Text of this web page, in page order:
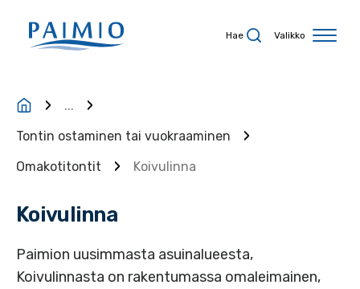
Hae Valikko
...
Tontin ostaminen tai vuokraaminen
Omakotitontit
Koivulinna
Koivulinna
Paimion uusimmasta asuinalueesta,
Koivulinnasta on rakentumassa omaleimainen,